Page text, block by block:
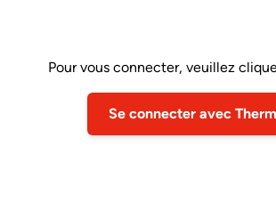
Pour vous connecter, veuillez
Se connecter avec